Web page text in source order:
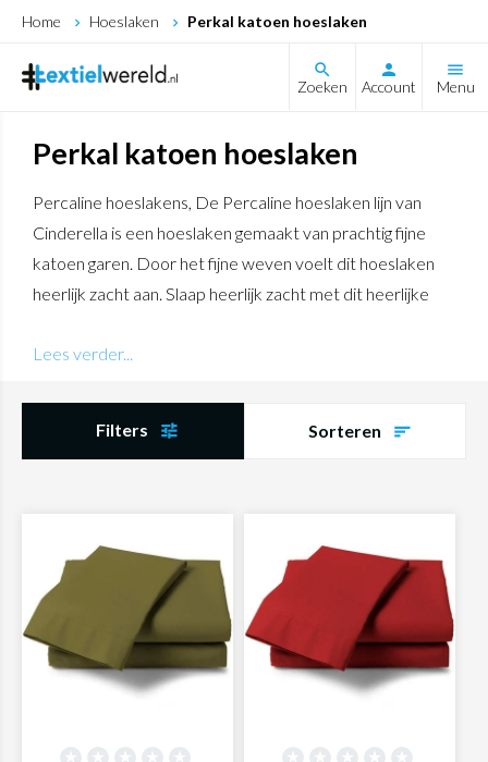
Home Hoeslaken Perkal katoen hoeslaken
Zoeken Account Menu
Perkal katoen hoeslaken
Percaline hoeslakens, De Percaline hoeslaken lijn van
Cinderella is een hoeslaken gemaakt van prachtig fijne
katoen garen. Door het fijne weven voelt dit hoeslaken
heerlijk zacht aan. Slaap heerlijk zacht met dit heerlijke
Cinderella
Lees verder...
Filters Sorteren